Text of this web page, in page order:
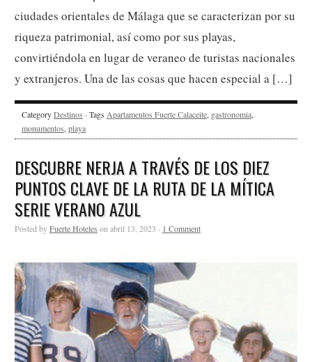
ciudades orientales de Málaga que se caracterizan por su
riqueza patrimonial, así como por sus playas,
convirtiéndola en lugar de veraneo de turistas nacionales
y extranjeros. Una de las cosas que hacen especial a […]
CategoryDestinos · Tags Apartamentos Fuerte Calaceite, gastronomia,
monumentos, playa
DESCUBRE NERJA A TRAVÉS DE LOS DIEZ
PUNTOS CLAVE DE LA RUTA DE LA MÍTICA
SERIE VERANO AZUL
Posted byFuerte Hoteles on abril 13, 2023 · 1 Comment